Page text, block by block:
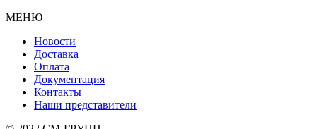
МЕНЮ
Новости
Доставка
Оплата
Документация
Контакты
Наши представители